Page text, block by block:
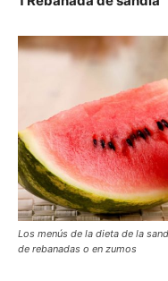
Los menús de la dieta de la
de rebanadas o en zumos